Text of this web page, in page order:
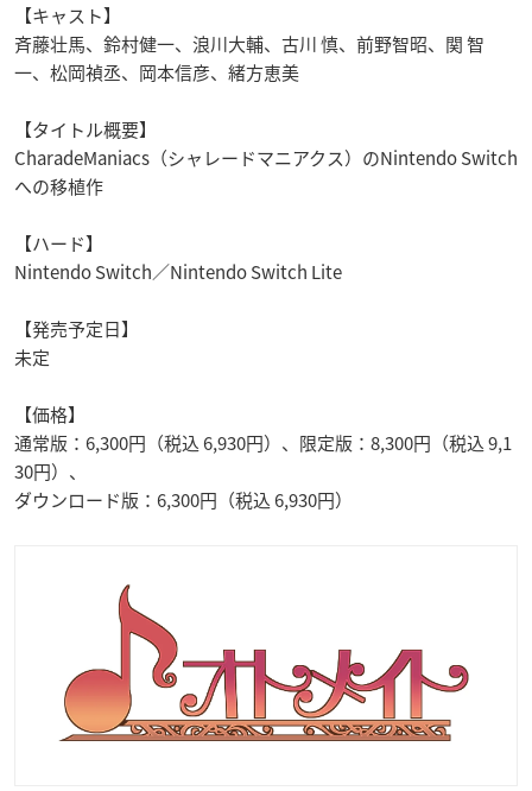
【キャスト】
斉藤壮馬、鈴村健一、浪川大輔、古川 慎、前野智昭、関 智
一、松岡禎丞、岡本信彦、緒方恵美
【タイトル概要】
CharadeManiacs （シャレードマニアクス）のNintendo Switch
への移植作
【ハード】
Nintendo Switch／Nintendo Switch Lite
【発売予定日】
未定
【価格】
通常版： 6,300円（税込6,930円）、限定版： 8,300円（税込9,1
30円）、
ダウンロード版： 6,300円（税込6,930円）